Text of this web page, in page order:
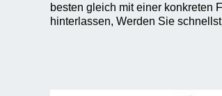
besten gleich mit einer konkreten
hinterlassen, Werden Sie